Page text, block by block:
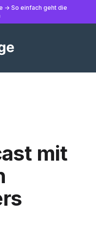
→ So einfach geht die
mit